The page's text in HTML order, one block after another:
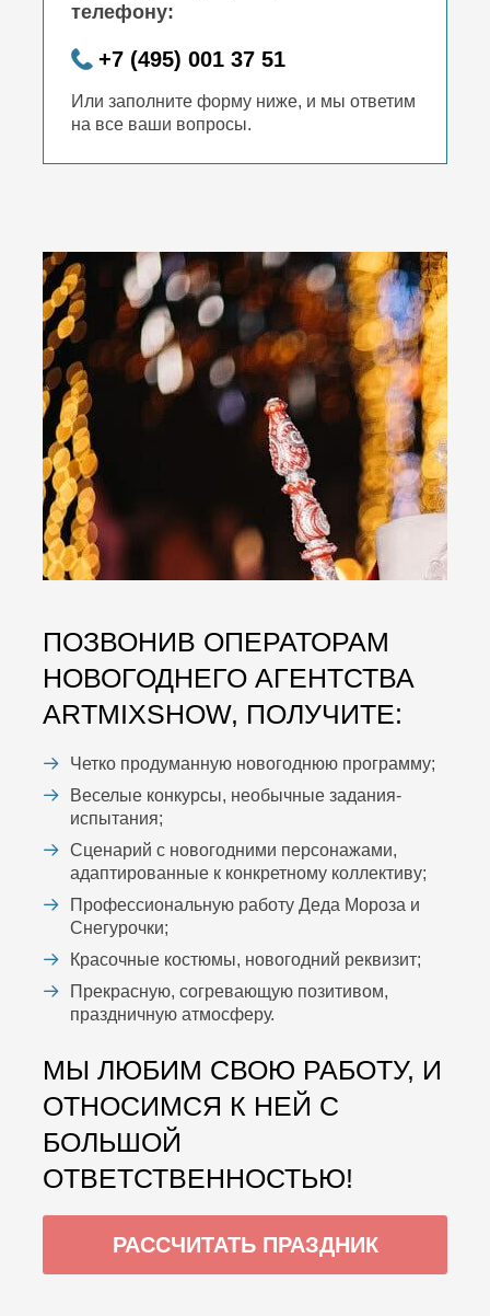
телефону:
+7 (495) 001 37 51
Или заполните форму ниже, и мы ответим
на все ваши вопросы.
ПОЗВОНИВ ОПЕРАТОРАМ
НОВОГОДНЕГО АГЕНТСТВА
ARTMIXSHOW, ПОЛУЧИТЕ:
Четко продуманную новогоднюю программу;
Веселые конкурсы, необычные задания-
испытания;
Сценарий с новогодними персонажами,
адаптированные к конкретному коллективу;
Профессиональную работу Деда Мороза и
Снегурочки;
Красочные костюмы, новогодний реквизит;
Прекрасную, согревающую позитивом,
праздничную атмосферу.
МЫ ЛЮБИМ СВОЮ РАБОТУ, И
ОТНОСИМСЯ К НЕЙ С
БОЛЬШОЙ
ОТВЕТСТВЕННОСТЬЮ!
РАССЧИТАТЬ ПРАЗДНИК